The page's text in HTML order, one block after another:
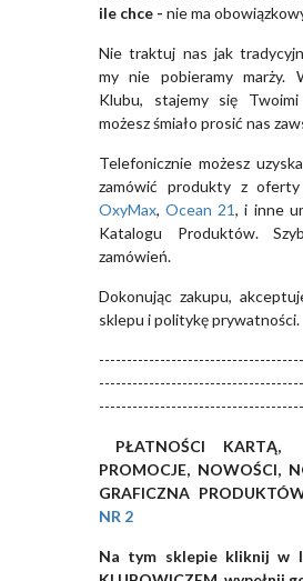
ile chce - nie ma
Nie traktuj nas jak
my nie pobieramy marży.
Klubu, stajemy się Twoimi
możesz śmiało prosić nas
Telefonicznie możesz
zamówić produkty z oferty
OxyMax,Ocean 21, i inne
Katalogu Produktów.
zamówień.
Dokonując zakupu,
sklepu i politykę prywatności.
PŁATNOŚCI KARTĄ,
PROMOCJE, NOWOŚCI,
GRAFICZNA
NR 2
Na tym sklepie kliknij w